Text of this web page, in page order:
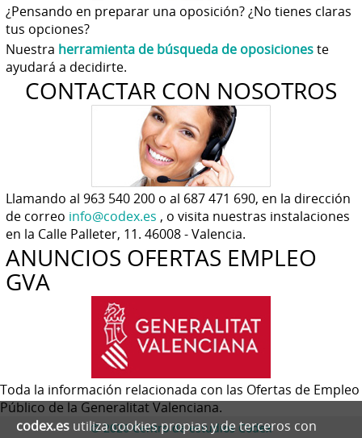
¿Pensando en preparar una oposición? ¿No tienes claras
tus opciones?
Nuestra herramienta de búsqueda de oposicioneste
ayudará a decidirte.
CONTACTAR CON NOSOTROS
Llamando al 963 540 200 o al 687 471 690, en la dirección
de correo info@codex.es , o visita nuestras instalaciones
en la Calle Palleter, 11. 46008 - Valencia.
ANUNCIOS OFERTAS EMPLEO
GVA
Toda la información relacionada con las Ofertas de Empleo
Público de la Generalitat Valenciana.
© 2026 Centro de estudios Codex
codex.es utiliza cookies propias y de terceros con